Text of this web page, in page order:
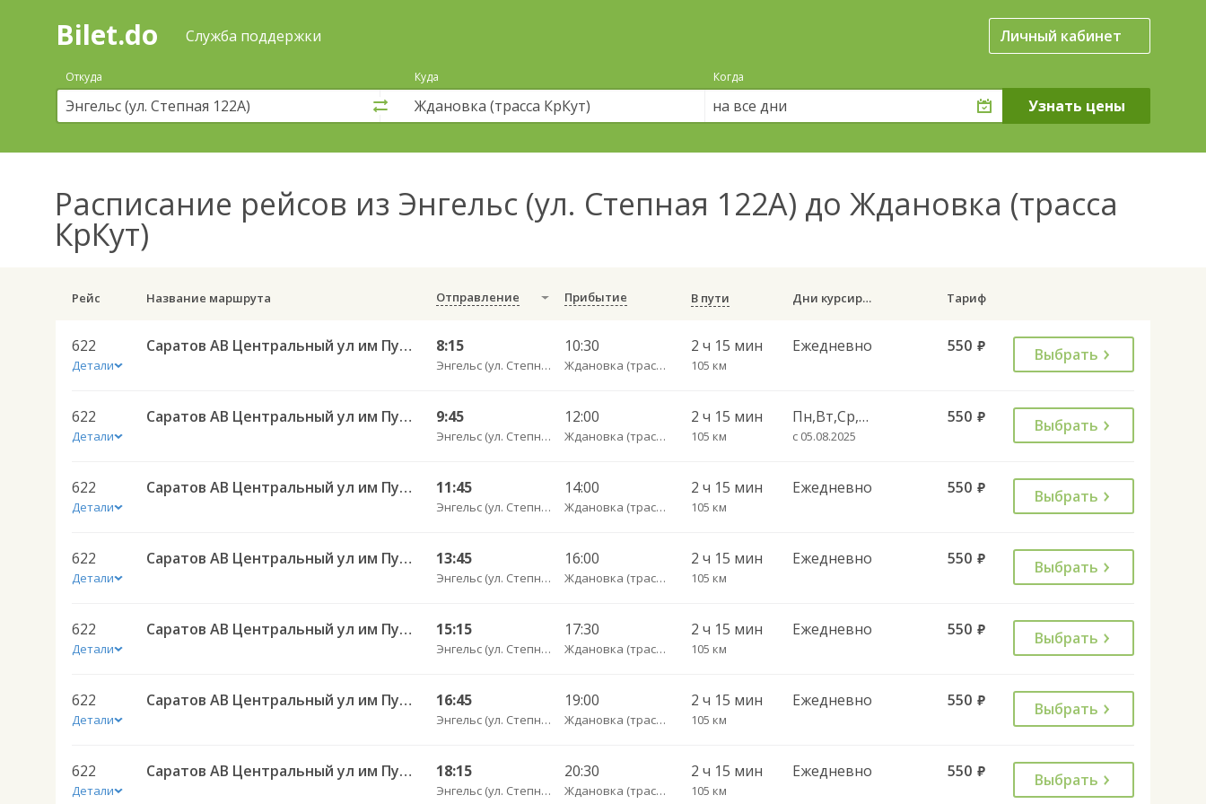
Поиск
покупка
билетов
автобус
онлайн
Bilet.do Служба поддержки Личный кабинет
Откуда Куда Когда
на все дни
Расписание рейсов из Энгельс (ул. Степная 122А) до Ждановка (трасса
КрКут)
Рейс Название маршрута Отправление Прибытие В пути Дни курсирования Тариф
622
Детали
Саратов АВ Центральный ул им Пугачева 179 А — Красный Кут (ул Рабочая 125 А) 622 8:15
Энгельс (ул. Степная 122А)
10:30
Ждановка (трасса КрКут)
2 ч 15 мин
105 км
Ежедневно 550 руб. Выбрать
622
Детали
Саратов АВ Центральный ул им Пугачева 179 А — Красный Кут (ул Рабочая 125 А) 622 9:45
Энгельс (ул. Степная 122А)
12:00
Ждановка (трасса КрКут)
2 ч 15 мин
105 км
Пн,Вт,Ср,Чт,Пт,Сб
с 05.08.2025
550 руб. Выбрать
622
Детали
Саратов АВ Центральный ул им Пугачева 179 А — Красный Кут (ул Рабочая 125 А) 622 11:45
Энгельс (ул. Степная 122А)
14:00
Ждановка (трасса КрКут)
2 ч 15 мин
105 км
Ежедневно 550 руб. Выбрать
622
Детали
Саратов АВ Центральный ул им Пугачева 179 А — Красный Кут (ул Рабочая 125 А) 622 13:45
Энгельс (ул. Степная 122А)
16:00
Ждановка (трасса КрКут)
2 ч 15 мин
105 км
Ежедневно 550 руб. Выбрать
622
Детали
Саратов АВ Центральный ул им Пугачева 179 А — Красный Кут (ул Рабочая 125 А) 622 15:15
Энгельс (ул. Степная 122А)
17:30
Ждановка (трасса КрКут)
2 ч 15 мин
105 км
Ежедневно 550 руб. Выбрать
622
Детали
Саратов АВ Центральный ул им Пугачева 179 А — Красный Кут (ул Рабочая 125 А) 622 16:45
Энгельс (ул. Степная 122А)
19:00
Ждановка (трасса КрКут)
2 ч 15 мин
105 км
Ежедневно 550 руб. Выбрать
622
Детали
Саратов АВ Центральный ул им Пугачева 179 А — Красный Кут (ул Рабочая 125 А) 622 18:15
Энгельс (ул. Степная 122А)
20:30
Ждановка (трасса КрКут)
2 ч 15 мин
105 км
Ежедневно 550 руб. Выбрать